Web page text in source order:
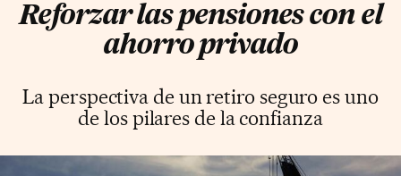
Reforzar las pensiones con el
ahorro privado
La perspectiva de un retiro seguro es uno
de los pilares de la confianza